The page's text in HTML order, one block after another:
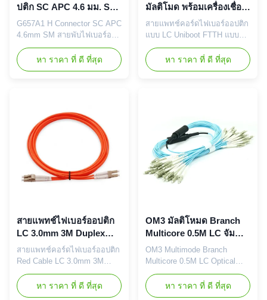
ปติก SC APC 4.6 มม. SM
G657A1 H Connector
G657A1 H Connector SC APC
4.6mm SM สายพับไฟเบอร์ออ
ปติก กันน้ําภายนอก IP68
สายใยแทคติก สาย MPO
Breakout เป็นทางเลือกที่คุ้มค่า
ศูนย์ข้อมูลที่ต้องการการ
ประหยัดพื้นที่และลดปัญหาใน
การจัดการสายเคเบิล. ลักษณะ
* ผลงานสูงใน IL & RL* ...
หา ราคา ที่ ดี ที่สุด
มัลติโมด พร้อมเครื่องเชื่อม
LC Uniboot
สายแพทช์คอร์ดไฟเบอร์ออปติก
แบบ LC Uniboot FTTH แบบ
Single หรือ Multimode
คุณสมบัติ: ราคาแข่งขันได้ การ
สูญเสียการแทรกต่ำ & PDL ติด
คอนเนคเตอร์: FC / SC / LC /
ST / MU / E2000 / MT-RJ /
MPO / MTP ตัวเลือ...
หา ราคา ที่ ดี ที่สุด
สายแพทช์ไฟเบอร์ออปติก
LC 3.0mm 3M Duplex
Om1 สีแดง
สายแพทช์คอร์ดไฟเบอร์ออปติก
Red Cable LC 3.0mm 3M
Duplex Om1 คุณสมบัติ: ราคา
แข่งขันได้ การสูญเสียการแทรก
ต่ำ & PDL โรงงานติดตั้งและ
หา ราคา ที่ ดี ที่สุด
OM3 มัลติโหมด Branch
Multicore 0.5M LC จัม
เปอร์ไฟเบอร์ออปติก
OM3 Multimode Branch
Multicore 0.5M LC Optical
Fiber Jumper 1. คุณสมบัติ 1.
การสูญเสียการสะท้อนกลับสูง
2. การสูญเสียการแทรกต่ำ 3.
หา ราคา ที่ ดี ที่สุด